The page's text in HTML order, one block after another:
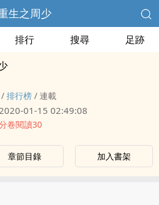
生之周少
排行 搜尋 足跡
/ 排行榜 / 連載
01-15 02:49:08
卷閱讀30
章節目錄 加入書架